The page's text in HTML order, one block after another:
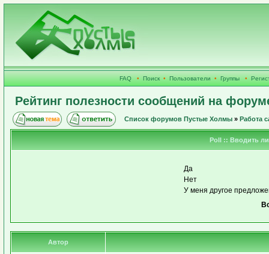
FAQ • Поиск • Пользователи • Группы •
Рейтинг полезности сообщений на
Список форумов Пустые Холмы » Работа
Poll :: Вводить
Да
Нет
У меня другое
Автор